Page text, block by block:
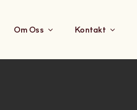
Om Oss Kontakt